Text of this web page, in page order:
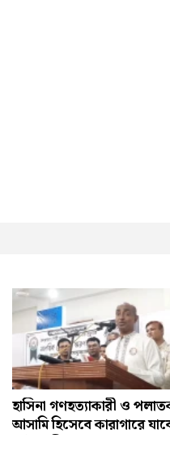
হাসিনা গণহত্যাকারী ও
আসামি হিসেবে কারাগারে